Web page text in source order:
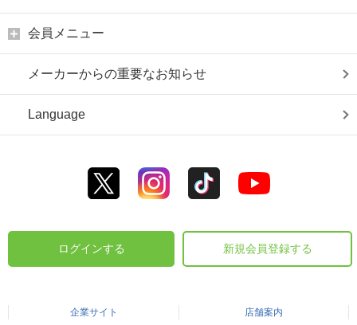
会員メニュー
メーカーからの重要なお知らせ
Language
ログインする 新規会員登録する
企業サイト 店舗案内